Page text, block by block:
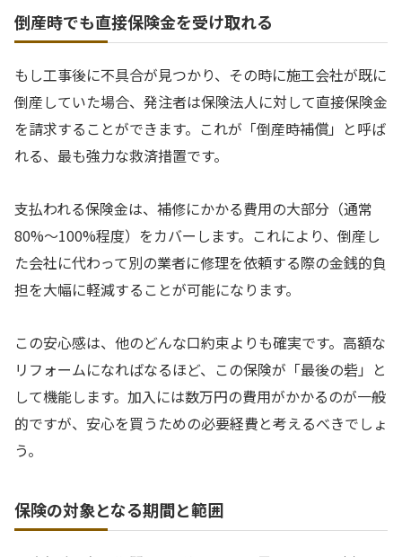
倒産時でも直接保険金を受け取れる
もし工事後に不具合が見つかり、その時に施工会社が既に
倒産していた場合、発注者は保険法人に対して直接保険金
を請求することができます。これが「倒産時補償」と呼ば
れる、最も強力な救済措置です。
支払われる保険金は、補修にかかる費用の大部分（通常
80%〜100%程度）をカバーします。これにより、倒産し
た会社に代わって別の業者に修理を依頼する際の金銭的負
担を大幅に軽減することが可能になります。
この安心感は、他のどんな口約束よりも確実です。高額な
リフォームになればなるほど、この保険が「最後の砦」と
して機能します。加入には数万円の費用がかかるのが一般
的ですが、安心を買うための必要経費と考えるべきでしょ
う。
保険の対象となる期間と範囲